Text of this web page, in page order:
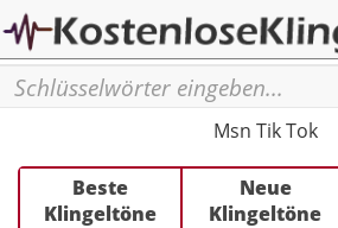
Msn Tik Tok
Beste
Klingeltöne
Neue
Klingeltöne